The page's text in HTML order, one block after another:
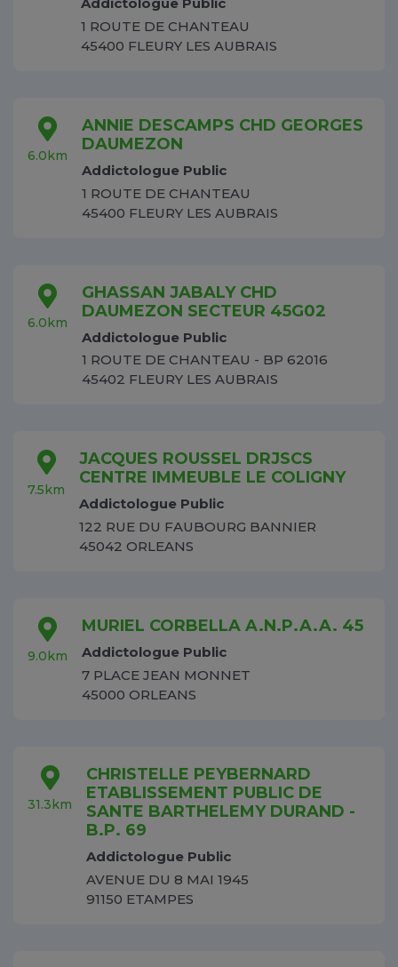
1 ROUTE DE CHANTEAU
45400 FLEURY LES AUBRAIS
6.0km
ANNIE DESCAMPS CHD GEORGES
DAUMEZON
Addictologue Public
1 ROUTE DE CHANTEAU
45400 FLEURY LES AUBRAIS
6.0km
GHASSAN JABALY CHD
DAUMEZON SECTEUR 45G02
Addictologue Public
1 ROUTE DE CHANTEAU - BP 62016
45402 FLEURY LES AUBRAIS
7.5km
JACQUES ROUSSEL DRJSCS
CENTRE IMMEUBLE LE COLIGNY
Addictologue Public
122 RUE DU FAUBOURG BANNIER
45042 ORLEANS
9.0km
MURIEL CORBELLA A.N.P.A.A. 45
Addictologue Public
7 PLACE JEAN MONNET
45000 ORLEANS
31.3km
CHRISTELLE PEYBERNARD
ETABLISSEMENT PUBLIC DE
SANTE BARTHELEMY DURAND -
B.P. 69
Addictologue Public
AVENUE DU 8 MAI 1945
91150 ETAMPES